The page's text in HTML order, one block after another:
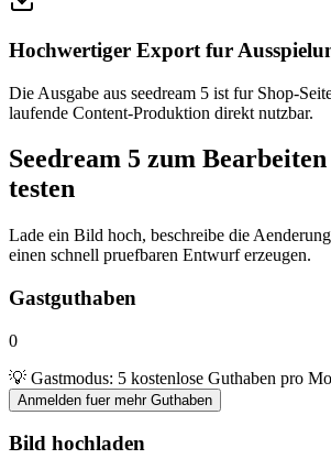
Hochwertiger Export fur
Die Ausgabe aus seedream 5 ist fur Shop-
laufende Content-Produktion direkt nutzbar.
Seedream 5 zum
testen
Lade ein Bild hoch, beschreibe die
einen schnell pruefbaren Entwurf erzeugen.
Gastguthaben
0
💡 Gastmodus: 5 kostenlose Guthaben pro
Anmelden fuer mehr Guthaben
Bild hochladen